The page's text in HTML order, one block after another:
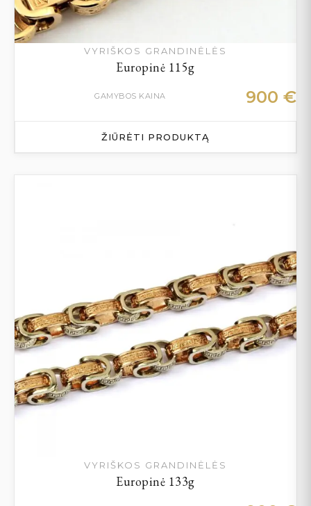
VYRIŠKOS GRANDINĖLĖS
Europinė 115g
GAMYBOS KAINA 900 €
ŽIŪRĖTI PRODUKTĄ
VYRIŠKOS GRANDINĖLĖS
Europinė 133g